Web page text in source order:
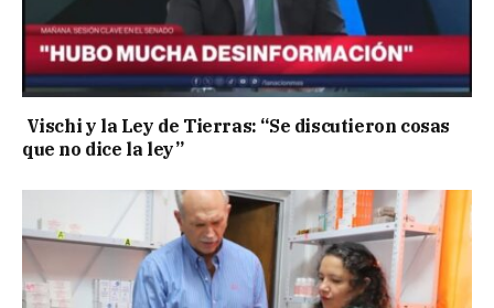
Vischi y la Ley de Tierras: “Se discutieron cosas
que no dice la ley”